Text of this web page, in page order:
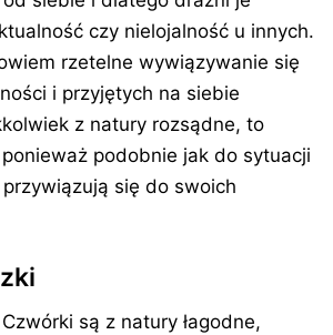
czy nielojalność u innych.
rzetelne wywiązywanie się
i przyjętych na siebie
z natury rozsądne, to
podobnie jak do sytuacji
się do swoich
są z natury łagodne,